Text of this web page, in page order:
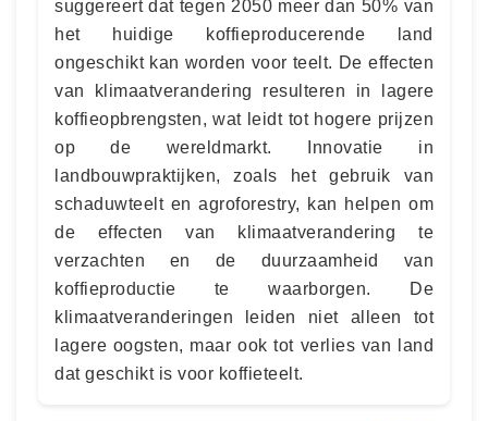
suggereert dat tegen 2050 meer dan 50% van
het huidige koffieproducerende land
ongeschikt kan worden voor teelt. De effecten
van klimaatverandering resulteren in lagere
koffieopbrengsten, wat leidt tot hogere prijzen
op de wereldmarkt. Innovatie in
landbouwpraktijken, zoals het gebruik van
schaduwteelt en agroforestry, kan helpen om
de effecten van klimaatverandering te
verzachten en de duurzaamheid van
koffieproductie te waarborgen. De
klimaatveranderingen leiden niet alleen tot
lagere oogsten, maar ook tot verlies van land
dat geschikt is voor koffieteelt.